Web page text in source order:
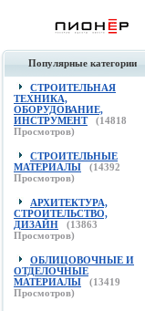
Популярные категории
СТРОИТЕЛЬНАЯ
ТЕХНИКА,
ОБОРУДОВАНИЕ,
ИНСТРУМЕНТ
(14818
Просмотров)
СТРОИТЕЛЬНЫЕ
МАТЕРИАЛЫ
(14392
Просмотров)
АРХИТЕКТУРА,
СТРОИТЕЛЬСТВО,
ДИЗАЙН
(13863
Просмотров)
ОБЛИЦОВОЧНЫЕ И
ОТДЕЛОЧНЫЕ
МАТЕРИАЛЫ
(13419
Просмотров)